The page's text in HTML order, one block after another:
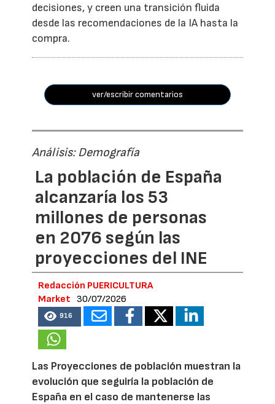
decisiones, y creen una transición fluida
desde las recomendaciones de la IA hasta la
compra.
ver/escribir comentarios
Análisis: Demografía
La población de España
alcanzaría los 53
millones de personas
en 2076 según las
proyecciones del INE
Redacción PUERICULTURA
Market
30/07/2026
916
Las Proyecciones de población muestran la
evolución que seguiría la población de
España en el caso de mantenerse las